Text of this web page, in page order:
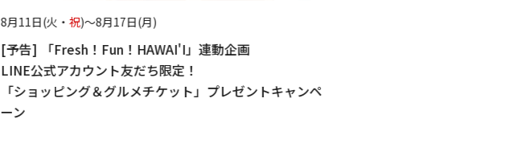
8月11日(火・ 祝)～8月17日(月)
[予告] 「Fresh！Fun！HAWAI'I」連動企画
LINE公式アカウント友だち限定！
「ショッピング＆グルメチケット」プレゼントキャンペ
ーン